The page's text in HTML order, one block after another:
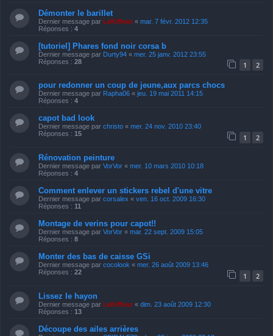
Démonter le barillet
Dernier message par LeKiffeur « mar. 7 févr. 2012 12:35
Réponses : 4
[tutoriel] Phares fond noir corsa b
Dernier message par Durty94 « mer. 25 janv. 2012 23:55
Réponses : 28 1 2
pour redonner un coup de jeune,aux parcs chocs
Dernier message par Rapha06 « jeu. 19 mai 2011 14:15
Réponses : 4
capot bad look
Dernier message par christo « mer. 24 nov. 2010 23:40
Réponses : 15 1 2
Rénovation peinture
Dernier message par VorVor « mer. 10 mars 2010 10:18
Réponses : 4
Comment enlever un stickers rebel d'une vitre
Dernier message par corsalex « ven. 16 oct. 2009 16:30
Réponses : 11
Montage de verins pour capot!!
Dernier message par VorVor « mar. 22 sept. 2009 15:05
Réponses : 8
Monter des bas de caisse GSi
Dernier message par cocolook « mer. 26 août 2009 13:46
Réponses : 22 1 2
Lissez le hayon
Dernier message par LeKiffeur « dim. 23 août 2009 12:30
Réponses : 13
Découpe des ailes arrières